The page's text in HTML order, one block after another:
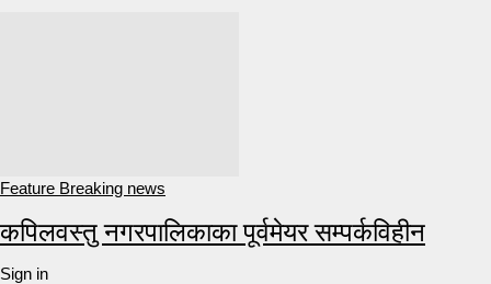
Feature Breaking news
कपिलवस्तु नगरपालिकाका पूर्वमेयर सम्पर्कविहीन
Sign in